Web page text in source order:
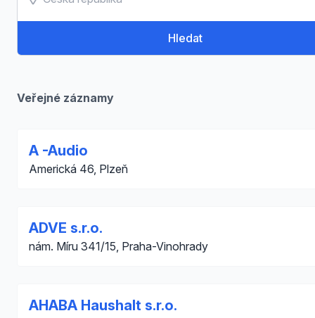
Hledat
Veřejné záznamy
A -Audio
Americká 46, Plzeň
ADVE s.r.o.
nám. Míru 341/15, Praha-Vinohrady
AHABA Haushalt s.r.o.